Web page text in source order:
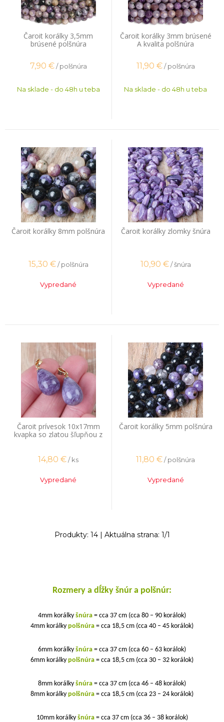
Čaroit korálky 3,5mm
brúsené polšnúra
7,90 € / polšnúra
Na sklade - do 48h u teba
Čaroit korálky 3mm brúsené
A kvalita polšnúra
11,90 € / polšnúra
Na sklade - do 48h u teba
Čaroit korálky 8mm polšnúra
15,30 € / polšnúra
Vypredané
Čaroit korálky zlomky šnúra
10,90 € / šnúra
Vypredané
Čaroit prívesok 10x17mm
kvapka so zlatou šľupňou z
nerezovej ocele
14,80 €/ ks
Vypredané
Čaroit korálky 5mm polšnúra
11,80 €/ polšnúra
Vypredané
Produkty: 14| Aktuálna strana: 1/1
Rozmery a dĺžky šnúr a polšnúr:
4mm korálky šnúra = cca 37 cm (cca 80 – 90 korálok)
4mm korálky polšnúra = cca 18,5 cm (cca 40 – 45 korálok)
6mm korálky šnúra = cca 37 cm (cca 60 – 63 korálok)
6mm korálky polšnúra = cca 18,5 cm (cca 30 – 32 korálok)
8mm korálky šnúra = cca 37 cm (cca 46 – 48 korálok)
8mm korálky polšnúra = cca 18,5 cm (cca 23 – 24 korálok)
10mm korálky šnúra= cca 37 cm (cca 36 – 38 korálok)